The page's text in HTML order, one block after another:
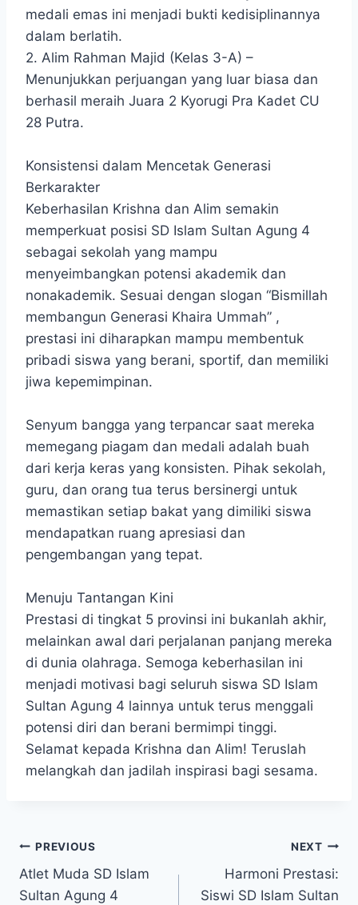
medali emas ini menjadi bukti kedisiplinannya
dalam berlatih.
2. Alim Rahman Majid (Kelas 3-A) –
Menunjukkan perjuangan yang luar biasa dan
berhasil meraih Juara 2 Kyorugi Pra Kadet CU
28 Putra.
Konsistensi dalam Mencetak Generasi
Berkarakter
Keberhasilan Krishna dan Alim semakin
memperkuat posisi SD Islam Sultan Agung 4
sebagai sekolah yang mampu
menyeimbangkan potensi akademik dan
nonakademik. Sesuai dengan slogan “Bismillah
membangun Generasi Khaira Ummah” ,
prestasi ini diharapkan mampu membentuk
pribadi siswa yang berani, sportif, dan memiliki
jiwa kepemimpinan.
Senyum bangga yang terpancar saat mereka
memegang piagam dan medali adalah buah
dari kerja keras yang konsisten. Pihak sekolah,
guru, dan orang tua terus bersinergi untuk
memastikan setiap bakat yang dimiliki siswa
mendapatkan ruang apresiasi dan
pengembangan yang tepat.
Menuju Tantangan Kini
Prestasi di tingkat 5 provinsi ini bukanlah akhir,
melainkan awal dari perjalanan panjang mereka
di dunia olahraga. Semoga keberhasilan ini
menjadi motivasi bagi seluruh siswa SD Islam
Sultan Agung 4 lainnya untuk terus menggali
potensi diri dan berani bermimpi tinggi.
Selamat kepada Krishna dan Alim! Teruslah
melangkah dan jadilah inspirasi bagi sesama.
Navigasi
pos
PREVIOUS
Atlet Muda SD Islam
Sultan Agung 4
NEXT
Harmoni Prestasi:
Siswi SD Islam Sultan